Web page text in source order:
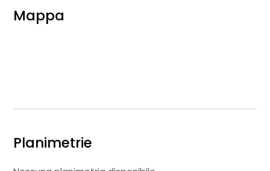
Mappa
Planimetrie